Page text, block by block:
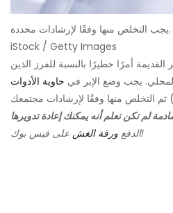
يجب التخلص منها وفقًا لإرشادات محددة. | the_guitar_mann /
iStock / Getty Images
القديمة أمرًا خطيرًا بالنسبة للفرز الذين
يجب وضع الإبر في حاوية الأدوات
لم تكن تعلم أنه يمكنك إعادة تدويرها
الدفع ورقة الغش على فيس بوك!